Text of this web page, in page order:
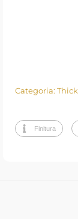
Categoria: Thick
Finitura